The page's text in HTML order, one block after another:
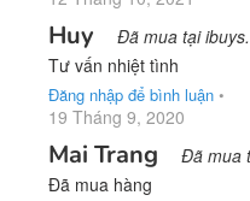
Huy Đã mua tại
Tư vấn nhiệt tình
Đăng nhập để bình luận •
19 Tháng 9, 2020
Mai Trang Đã mua
Đã mua hàng